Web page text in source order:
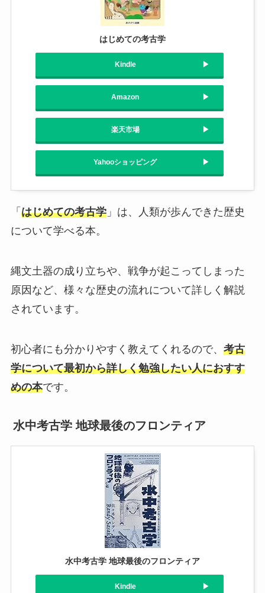
はじめての考古学
Kindle
Amazon
楽天市場
Yahooショッピング
「 はじめての考古学」は、人類が歩んできた歴史
について学べる本。
縄文土器の成り立ちや、戦争が起こってしまった
原因など、様々な歴史の流れについて詳しく解説
されています。
初心者にも分かりやすく教えてくれるので、 考古
学について最初から詳しく勉強したい人におすす
めの本です。
水中考古学 地球最後のフロンティア
水中考古学 地球最後のフロンティア
Kindle